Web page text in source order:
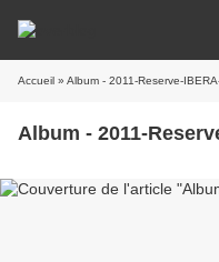
Accueil » Album - 2011-Reserve-
Album - 2011-